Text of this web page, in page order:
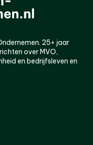
25+ jaar
over MVO,
en bedrijfsleven en